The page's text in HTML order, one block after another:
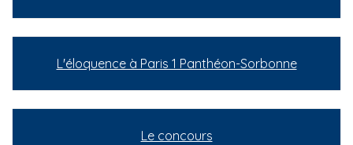
L'éloquence à Paris 1 Panthéon-Sorbonne
Le concours